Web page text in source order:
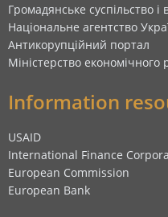
Громадянське суспільство і
Національне агентство
Антикорупційний портал
Міністерство економічного
Information
USAID
International Finance
European Commission
European Bank